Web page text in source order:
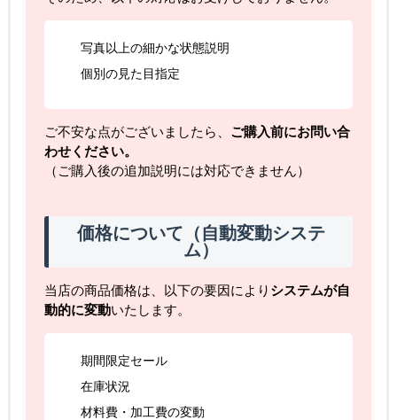
写真以上の細かな状態説明
個別の見た目指定
ご不安な点がございましたら、 ご購入前にお問い合
わせください。
（ご購入後の追加説明には対応できません）
価格について（自動変動システ
ム）
当店の商品価格は、以下の要因により システムが自
動的に変動いたします。
期間限定セール
在庫状況
材料費・加工費の変動